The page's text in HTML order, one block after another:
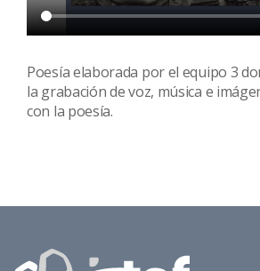
Poesía elaborada por el equipo 3
la grabación de voz, música e
con la poesía.